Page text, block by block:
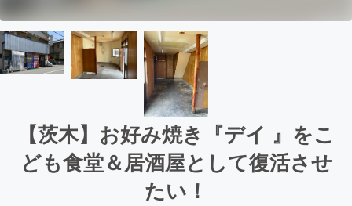
【茨木】お好み焼き『デイ 』をこ
ども食堂＆居酒屋として復活させ
たい！